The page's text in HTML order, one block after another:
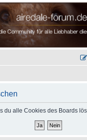
du alle Cookies des Boards